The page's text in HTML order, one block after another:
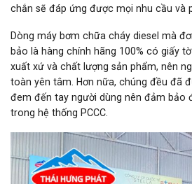
chắn sẽ đáp ứng được mọi nhu cầu và
Dòng máy bơm chữa cháy diesel mà
bảo là hàng chính hãng 100% có giấy
xuất xứ và chất lượng sản phẩm, nên
toàn yên tâm. Hơn nữa, chúng đều đã
đem đến tay người dùng nên đảm bảo
trong hệ thống PCCC.